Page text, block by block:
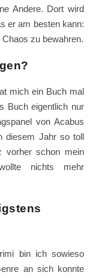
Andere. Dort wird
er am besten kann:
zu bewahren.
mich ein Buch mal
Buch eigentlich nur
von Acabus
diesem Jahr so toll
vorher schon mein
nichts mehr
bin ich sowieso
an sich konnte